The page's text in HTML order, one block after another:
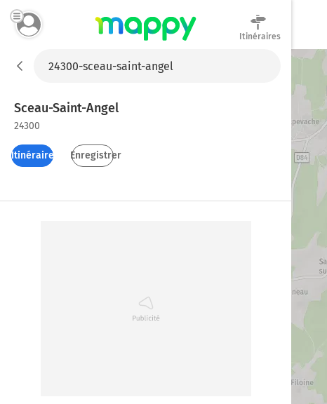
Itinéraires
Sceau-Saint-Angel
24300
Itinéraires Enregistrer